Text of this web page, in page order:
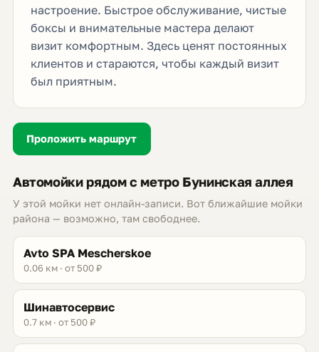
настроение. Быстрое обслуживание, чистые
боксы и внимательные мастера делают
визит комфортным. Здесь ценят постоянных
клиентов и стараются, чтобы каждый визит
был приятным.
Проложить маршрут
Автомойки рядом с метро Бунинская аллея
У этой мойки нет онлайн-записи. Вот ближайшие мойки
района — возможно, там свободнее.
Avto SPA Mescherskoe
0.06 км · от 500 ₽
Шинавтосервис
0.7 км · от 500 ₽